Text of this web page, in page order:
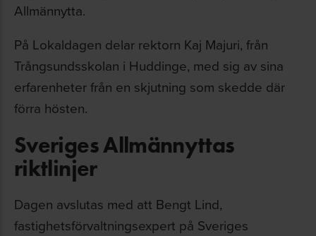
Allmännytta.
På Lokaldagen delar rektorn Kaj Majuri, från
Trångsundsskolan i Huddinge, med sig av sina
erfarenheter från en skjutning som skedde där
förra hösten.
Sveriges Allmännyttas
riktlinjer
Dagen avslutas med att Bengt Lind,
fastighetsförvaltningsexpert på Sveriges